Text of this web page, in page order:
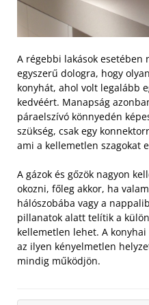
A régebbi lakások esetében
egyszerű dologra, hogy
konyhát, ahol volt legalább
kedvéért. Manapság
páraelszívó könnyedén
szükség, csak egy
ami a kellemetlen szagokat
A gázok és gőzök nagyon
okozni, főleg akkor, ha
hálószobába vagy a
pillanatok alatt telítik a
kellemetlen lehet. A
az ilyen kényelmetlen
mindig működjön.